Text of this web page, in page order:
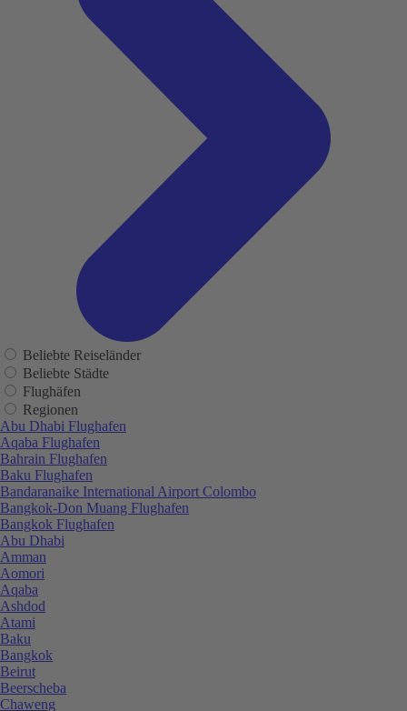
Beliebte Reiseländer
Beliebte Städte
Flughäfen
Regionen
Abu Dhabi Flughafen
Aqaba Flughafen
Bahrain Flughafen
Baku Flughafen
Bandaranaike International Airport Colombo
Bangkok-Don Muang Flughafen
Bangkok Flughafen
Abu Dhabi
Amman
Aomori
Aqaba
Ashdod
Atami
Baku
Bangkok
Beirut
Beerscheba
Chaweng